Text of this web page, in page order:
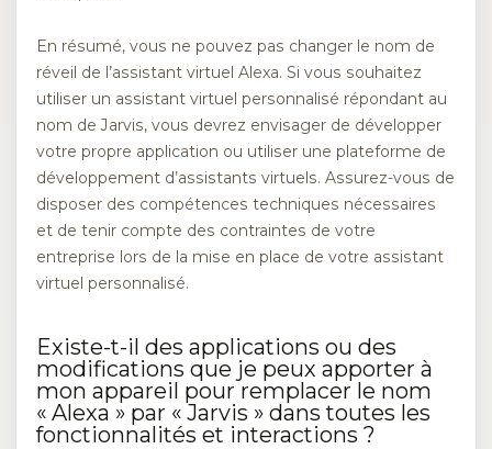
En résumé, vous ne pouvez pas changer le nom de
réveil de l’assistant virtuel Alexa. Si vous souhaitez
utiliser un assistant virtuel personnalisé répondant au
nom de Jarvis, vous devrez envisager de développer
votre propre application ou utiliser une plateforme de
développement d’assistants virtuels. Assurez-vous de
disposer des compétences techniques nécessaires
et de tenir compte des contraintes de votre
entreprise lors de la mise en place de votre assistant
virtuel personnalisé.
Existe-t-il des applications ou des
modifications que je peux apporter à
mon appareil pour remplacer le nom
« Alexa » par « Jarvis » dans toutes les
fonctionnalités et interactions ?